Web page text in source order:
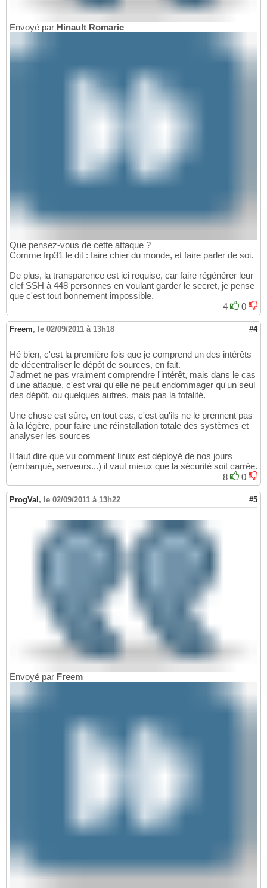
Envoyé par Hinault Romaric
Que pensez-vous de cette attaque ?
Comme frp31 le dit : faire chier du monde, et faire parler de soi.
De plus, la transparence est ici requise, car faire régénérer leur
clef SSH à 448 personnes en voulant garder le secret, je pense
que c'est tout bonnement impossible.
4
0
Freem, le 02/09/2011 à 13h18 #4
Hé bien, c'est la première fois que je comprend un des intérêts
de décentraliser le dépôt de sources, en fait.
J'admet ne pas vraiment comprendre l'intérêt, mais dans le cas
d'une attaque, c'est vrai qu'elle ne peut endommager qu'un seul
des dépôt, ou quelques autres, mais pas la totalité.
Une chose est sûre, en tout cas, c'est qu'ils ne le prennent pas
à la légère, pour faire une réinstallation totale des systèmes et
analyser les sources
Il faut dire que vu comment linux est déployé de nos jours
(embarqué, serveurs...) il vaut mieux que la sécurité soit carrée.
8
0
ProgVal , le 02/09/2011 à 13h22 #5
Envoyé par Freem